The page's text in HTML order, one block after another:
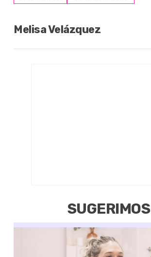
Melisa Velázquez
SUGERIMOS